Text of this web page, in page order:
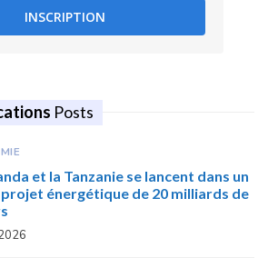
INSCRIPTION
Posts
et la Tanzanie se lancent dans un
projet énergétique de 20 milliards de